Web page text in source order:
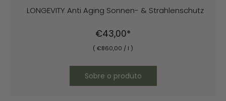
LONGEVITY Anti Aging Sonnen- & Strahlenschutz
€43,00*
( €860,00 / l )
Sobre o produto